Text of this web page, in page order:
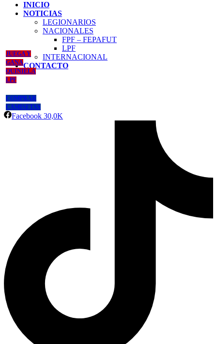
INICIO
NOTICIAS
LEGIONARIOS
NACIONALES
FPF – FEPAFUT
LPF
INTERNACIONAL
CONTACTO
JUEGA Y
GANA
QUINIELA
LPF
COMPRAR
CAMISETAS
Facebook 30,0K